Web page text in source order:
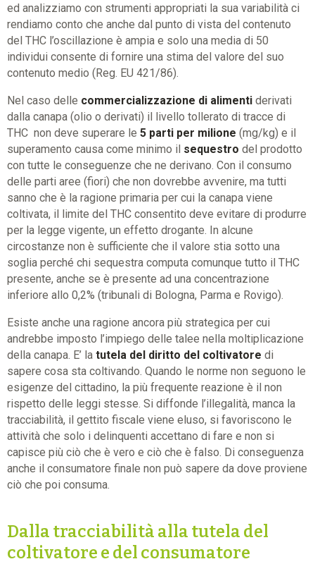
ed analizziamo con strumenti appropriati la sua variabilità ci
rendiamo conto che anche dal punto di vista del contenuto
del THC l’oscillazione è ampia e solo una media di 50
individui consente di fornire una stima del valore del suo
contenuto medio (Reg. EU 421/86).
Nel caso delle commercializzazione di alimenti derivati
dalla canapa (olio o derivati) il livello tollerato di tracce di
THC non deve superare le 5 parti per milione (mg/kg) e il
superamento causa come minimo il sequestro del prodotto
con tutte le conseguenze che ne derivano. Con il consumo
delle parti aree (fiori) che non dovrebbe avvenire, ma tutti
sanno che è la ragione primaria per cui la canapa viene
coltivata, il limite del THC consentito deve evitare di produrre
per la legge vigente, un effetto drogante. In alcune
circostanze non è sufficiente che il valore stia sotto una
soglia perché chi sequestra computa comunque tutto il THC
presente, anche se è presente ad una concentrazione
inferiore allo 0,2% (tribunali di Bologna, Parma e Rovigo).
Esiste anche una ragione ancora più strategica per cui
andrebbe imposto l’impiego delle talee nella moltiplicazione
della canapa. E’ la tutela del diritto del coltivatore di
sapere cosa sta coltivando. Quando le norme non seguono le
esigenze del cittadino, la più frequente reazione è il non
rispetto delle leggi stesse. Si diffonde l’illegalità, manca la
tracciabilità, il gettito fiscale viene eluso, si favoriscono le
attività che solo i delinquenti accettano di fare e non si
capisce più ciò che è vero e ciò che è falso. Di conseguenza
anche il consumatore finale non può sapere da dove proviene
ciò che poi consuma.
Dalla tracciabilità alla tutela del
coltivatore e del consumatore